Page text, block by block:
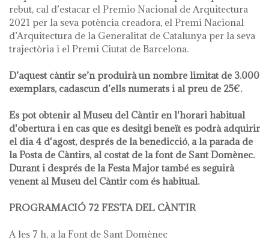
rebut, cal d’estacar el Premio Nacional de Arquitectura
2021 per la seva potència creadora, el Premi Nacional
d’Arquitectura de la Generalitat de Catalunya per la seva
trajectòria i el Premi Ciutat de Barcelona.
D’aquest càntir se’n produirà un nombre limitat de 3.000
exemplars, cadascun d’ells numerats i al preu de 25€.
Es pot obtenir al Museu del Càntir en l'horari habitual
d'obertura i en cas que es desitgi beneït es podrà adquirir
el dia 4 d'agost, després de la benedicció, a la parada de
la Posta de Càntirs, al costat de la font de Sant Domènec.
Durant i després de la Festa Major també es seguirà
venent al Museu del Càntir com és habitual.
PROGRAMACIÓ 72 FESTA DEL CÀNTIR
A les 7 h, a la Font de Sant Domènec